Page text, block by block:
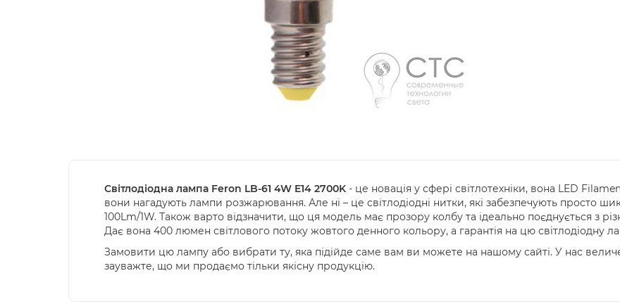
Світлодіодна лампа Feron LB-61 4W E14 2700K - це новація у сфері світлотехніки, вона LED
вони нагадують лампи розжарювання. Але ні – це світлодіодні нитки, які забезпечують просто
100Lm/1W. Також варто відзначити, що ця модель має прозору колбу та ідеально поєднується з
Дає вона 400 люмен світлового потоку жовтого денного кольору, а гарантія на цю світлодіодну
Замовити цю лампу або вибрати ту, яка підійде саме вам ви можете на нашому сайті. У нас
зауважте, що ми продаємо тільки якісну продукцію.